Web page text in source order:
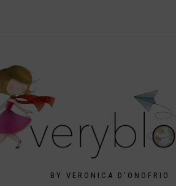
BY VERONICA D'ONOFRIO